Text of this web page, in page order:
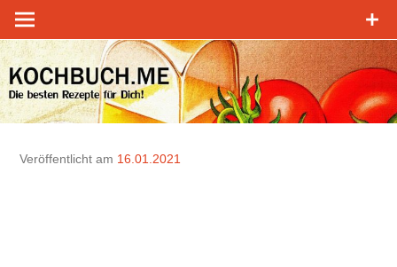
Zum
Inhalt
springen
Veröffentlicht am 16.01.2021